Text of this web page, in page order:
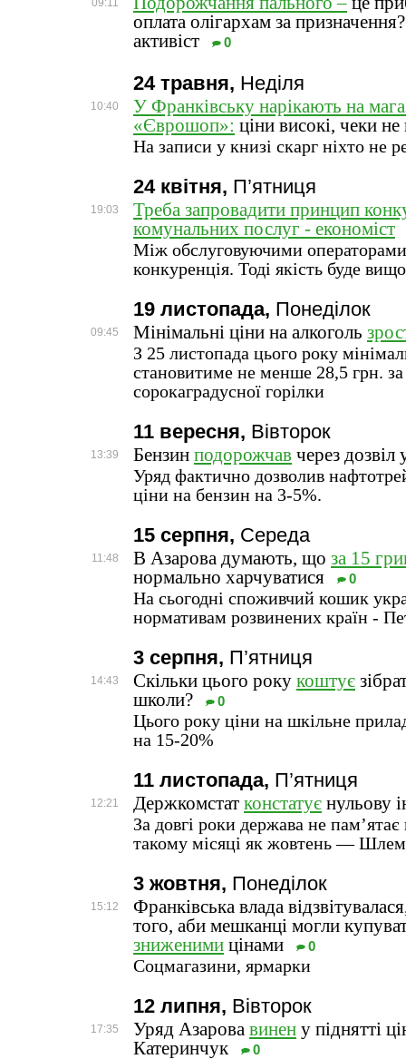
09:11
оплата олігархам за
активіст
0
24 травня, Неділя
10:40
У Франківську нарікають на
«Єврошоп»: ціни високі, чеки
На записи у книзі скарг ніхто не
24 квітня, П’ятниця
19:03
Треба запровадити принцип
комунальних послуг - економіст
Між обслуговуючими
конкуренція. Тоді якість буде
19 листопада, Понеділок
09:45 Мінімальні ціни на алкоголь
З 25 листопада цього року
становитиме не менше 28,5 грн. за
сорокаградусної горілки
11 вересня, Вівторок
13:39 Бензин подорожчав через
Уряд фактично дозволив
ціни на бензин на 3-5%.
15 серпня, Середа
11:48 В Азарова думають, що за 15
нормально харчуватися
0
На сьогодні споживчий кошик
нормативам розвинених країн -
3 серпня, П’ятниця
14:43 Скільки цього року коштує
школи?
0
Цього року ціни на шкільне
на 15-20%
11 листопада, П’ятниця
12:21 Держкомстат констатує нульову
За довгі роки держава не пам’ятає
такому місяці як жовтень —
3 жовтня, Понеділок
15:12
Франківська влада
того, аби мешканці могли
зниженими цінами 0
Соцмагазини, ярмарки
12 липня, Вівторок
17:35 Уряд Азарова винен у піднятті
Катеринчук
0